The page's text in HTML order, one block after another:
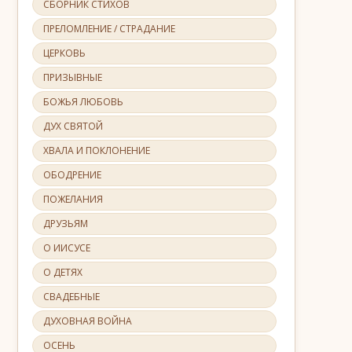
СБОРНИК СТИХОВ
ПРЕЛОМЛЕНИЕ / СТРАДАНИЕ
ЦЕРКОВЬ
ПРИЗЫВНЫЕ
БОЖЬЯ ЛЮБОВЬ
ДУХ СВЯТОЙ
ХВАЛА И ПОКЛОНЕНИЕ
ОБОДРЕНИЕ
ПОЖЕЛАНИЯ
ДРУЗЬЯМ
О ИИСУСЕ
О ДЕТЯХ
СВАДЕБНЫЕ
ДУХОВНАЯ ВОЙНА
ОСЕНЬ